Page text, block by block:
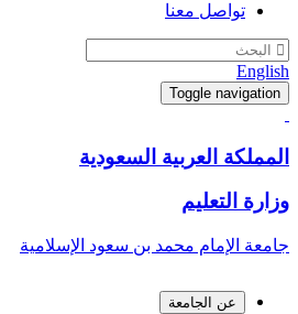
تواصل معنا
English
Toggle navigation
المملكة العربية السعودية
وزارة التعليم
جامعة الإمام محمد بن سعود الإسلامية
عن الجامعة